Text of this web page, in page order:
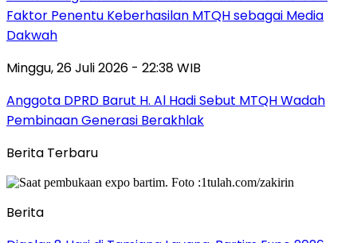
Faktor Penentu Keberhasilan MTQH sebagai Media
Dakwah
Minggu, 26 Juli 2026 - 22:38 WIB
Anggota DPRD Barut H. Al Hadi Sebut MTQH Wadah
Pembinaan Generasi Berakhlak
Berita Terbaru
Berita